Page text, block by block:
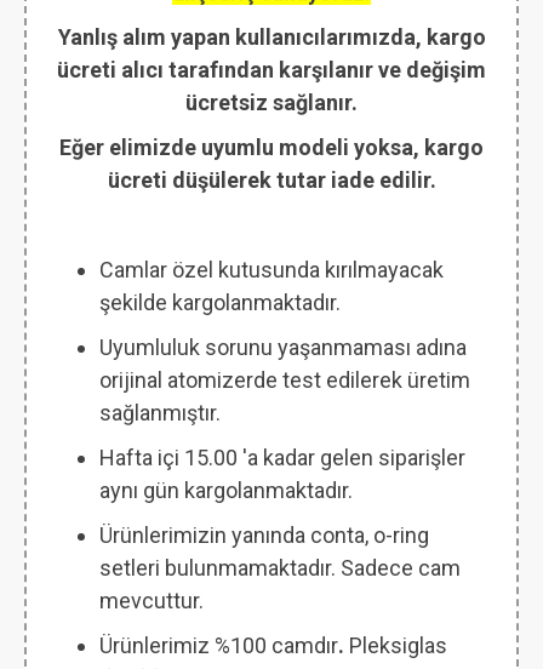
Yanlış alım yapan kullanıcılarımızda, kargo
ücreti alıcı tarafından karşılanır ve değişim
ücretsiz sağlanır.
Eğer elimizde uyumlu modeli yoksa, kargo
ücreti düşülerek tutar iade edilir.
Camlar özel kutusunda kırılmayacak
şekilde kargolanmaktadır.
Uyumluluk sorunu yaşanmaması adına
orijinal atomizerde test edilerek üretim
sağlanmıştır.
Hafta içi 15.00 'a kadar gelen siparişler
aynı gün kargolanmaktadır.
Ürünlerimizin yanında conta, o-ring
setleri bulunmamaktadır. Sadece cam
mevcuttur.
Ürünlerimiz %100 camdır. Pleksiglas